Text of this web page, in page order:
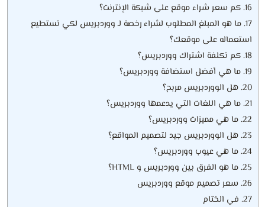
16. كم سعر شراء موقع على شبكة الإنترنت؟
17. ما هو المبلغ المطلوب لشراء رخصة لـ ووردبريس لكي تستطيع
استعماله على موقعك؟
18. كم تكلفة اشتراك ووردبريس؟
19. ما هي أفضل استضافة ووردبريس؟
20. هل الووردبريس مربح؟
21. ما هي اللغات التي يدعمها ووردبريس؟
22. ما هي مميزات ووردبريس؟
23. هل الووردبريس جيد لتصميم المواقع؟
24. ما هي عيوب ووردبريس؟
25. ما هو الفرق بين ووردبريس و HTML؟
26. سعر تصميم موقع ووردبريس
27. في الختام